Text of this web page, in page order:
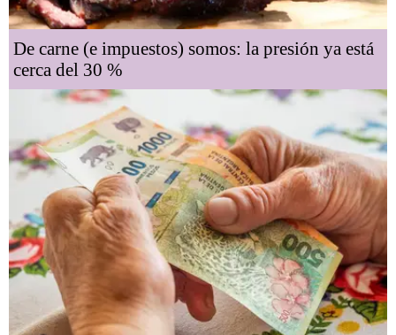
De carne (e impuestos) somos: la presión ya está
cerca del 30 %